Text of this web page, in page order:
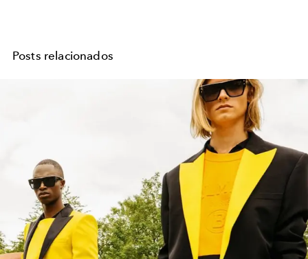
Posts relacionados